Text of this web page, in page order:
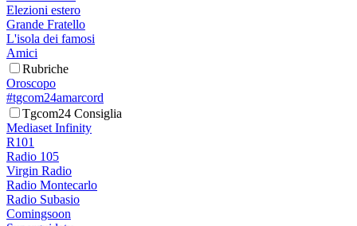
Elezioni estero
Grande Fratello
L'isola dei famosi
Amici
Rubriche
Oroscopo
#tgcom24amarcord
Tgcom24 Consiglia
Mediaset Infinity
R101
Radio 105
Virgin Radio
Radio Montecarlo
Radio Subasio
Comingsoon